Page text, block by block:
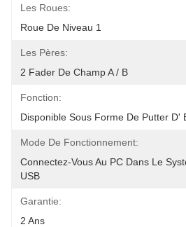
Les Roues:
Roue De Niveau 1
Les Pères:
2 Fader De Champ A / B
Fonction:
Disponible Sous Forme De Putter D'
Mode De Fonctionnement:
Connectez-Vous Au PC Dans Le
USB
Garantie:
2 Ans